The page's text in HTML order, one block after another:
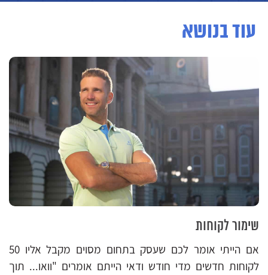
עוד בנושא
שימור לקוחות
אם הייתי אומר לכם שעסק בתחום מסוים מקבל אליו 50
לקוחות חדשים מדי חודש ודאי הייתם אומרים "וואו... תוך